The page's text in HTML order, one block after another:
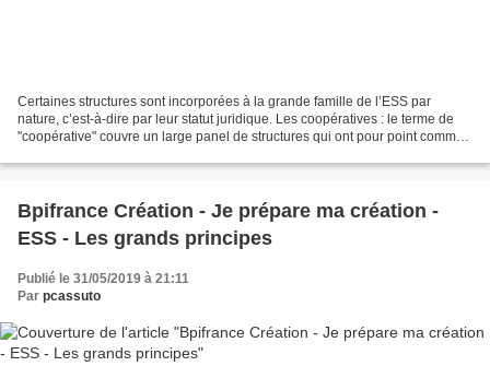
Certaines structures sont incorporées à la grande famille de l’ESS par
nature, c’est-à-dire par leur statut juridique. Les coopératives : le terme de
"coopérative" couvre un large panel de structures qui ont pour point commun
Bpifrance Création - Je prépare ma création -
ESS - Les grands principes
Publié le 31/05/2019 à 21:11
Par pcassuto